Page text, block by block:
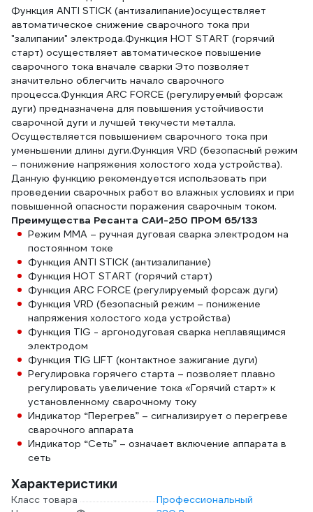
Функция ANTI STICK (антизалипание)осуществляет
автоматическое снижение сварочного тока при
"залипании" электрода.Функция HOT START (горячий
старт) осуществляет автоматическое повышение
сварочного тока вначале сварки Это позволяет
значительно облегчить начало сварочного
процесса.Функция ARC FORCE (регулируемый форсаж
дуги) предназначена для повышения устойчивости
сварочной дуги и лучшей текучести металла.
Осуществляется повышением сварочного тока при
уменьшении длины дуги.Функция VRD (безопасный режим
– понижение напряжения холостого хода устройства).
Данную функцию рекомендуется использовать при
проведении сварочных работ во влажных условиях и при
повышенной опасности поражения сварочным током.
Преимущества Ресанта САИ-250 ПРОМ 65/133
Режим MMA – ручная дуговая сварка электродом на
постоянном токе
Функция ANTI STICK (антизалипание)
Функция HOT START (горячий старт)
Функция ARC FORCE (регулируемый форсаж дуги)
Функция VRD (безопасный режим – понижение
напряжения холостого хода устройства)
Функция TIG - аргонодуговая сварка неплавящимся
электродом
Функция TIG LIFT (контактное зажигание дуги)
Регулировка горячего старта – позволяет плавно
регулировать увеличение тока «Горячий старт» к
установленному сварочному току
Индикатор “Перегрев” – сигнализирует о перегреве
сварочного аппарата
Индикатор “Сеть” – означает включение аппарата в
сеть
Характеристики
Класс товара
Профессиональный